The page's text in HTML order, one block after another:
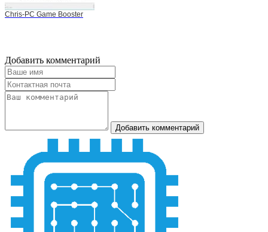
Chris-PC Game Booster
Добавить комментарий
Добавить комментарий